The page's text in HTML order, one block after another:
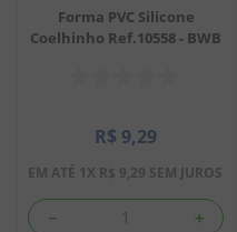
Forma PVC Silicone
Coelhinho Ref.10558 - BWB
R$ 9,29
EM ATÉ 1X R$ 9,29 SEM JUROS
＋
－